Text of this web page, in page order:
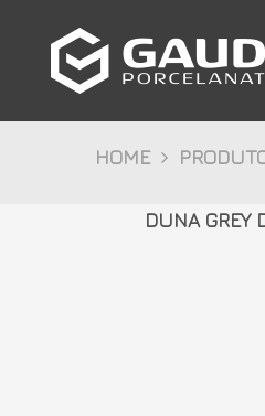
A Gaudi
Produtos
HOME
DUNA GREY